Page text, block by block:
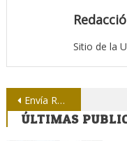
Sitio de la
Navegación
de
Envía Raúl Castro Ruz mensaje de condolencias y solidaridad a Ecuador
ÚLTIMAS